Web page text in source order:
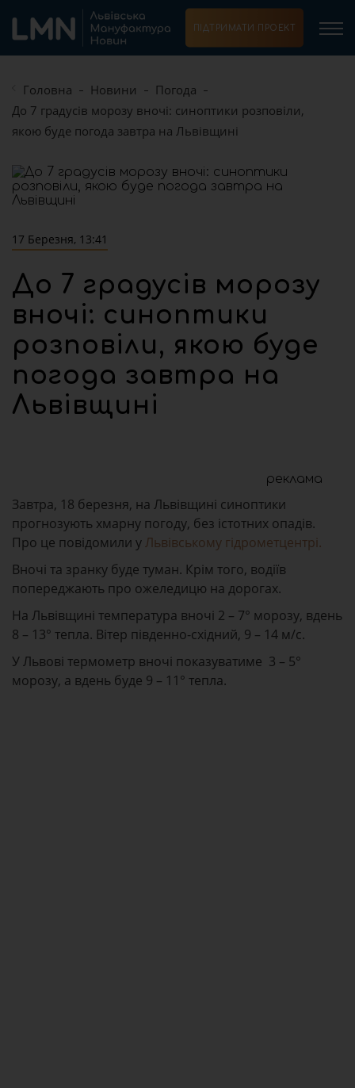
ПІДТРИМАТИ ПРОЕКТ
Головна Новини
Погода
До 7 градусів морозу вночі: синоптики розповіли,
якою буде погода завтра на Львівщині
17 Березня, 13:41
До 7 градусів морозу
вночі: синоптики
розповіли, якою буде
погода завтра на
Львівщині
реклама
Завтра, 18 березня, на Львівщині синоптики
прогнозують хмарну погоду, без істотних опадів.
Про це повідомили уЛьвівському гідрометцентрі.
Вночі та зранку буде туман. Крім того, водіїв
попереджають про ожеледицю на дорогах.
На Львівщині температура вночі 2 – 7° морозу, вдень
8 – 13° тепла. Вітер південно-східний, 9 – 14 м/с.
У Львові термометр вночі показуватиме 3 – 5°
морозу, а вдень буде 9 – 11° тепла.